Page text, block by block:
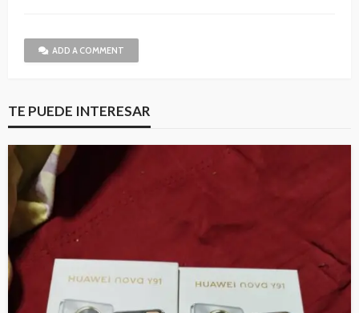
ADD A COMMENT
TE PUEDE INTERESAR